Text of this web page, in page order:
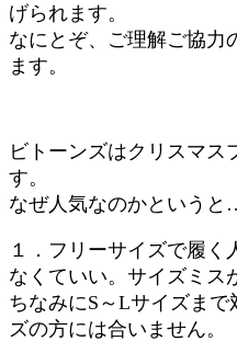
げられます。
なにとぞ、ご理解ご協力
ます。
ビトーンズはクリスマス
す。
なぜ人気なのかというと
１．フリーサイズで履く
なくていい。サイズミス
ちなみにS～Lサイズま
ズの方には合いません。